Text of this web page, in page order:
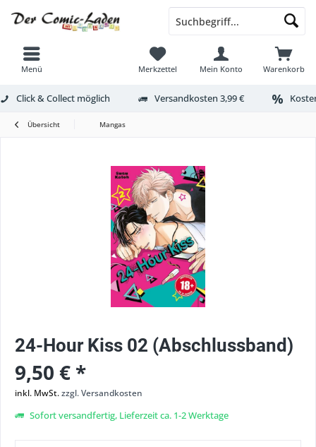
Menü Warenkorb
Merkzettel Mein Konto
Click & Collect möglich Versandkosten 3,99 €
Übersicht Mangas
24-Hour Kiss 02 (Abschlussband)
9,50 € *
inkl. MwSt.zzgl. Versandkosten
Sofort versandfertig, Lieferzeit ca. 1-2 Werktage